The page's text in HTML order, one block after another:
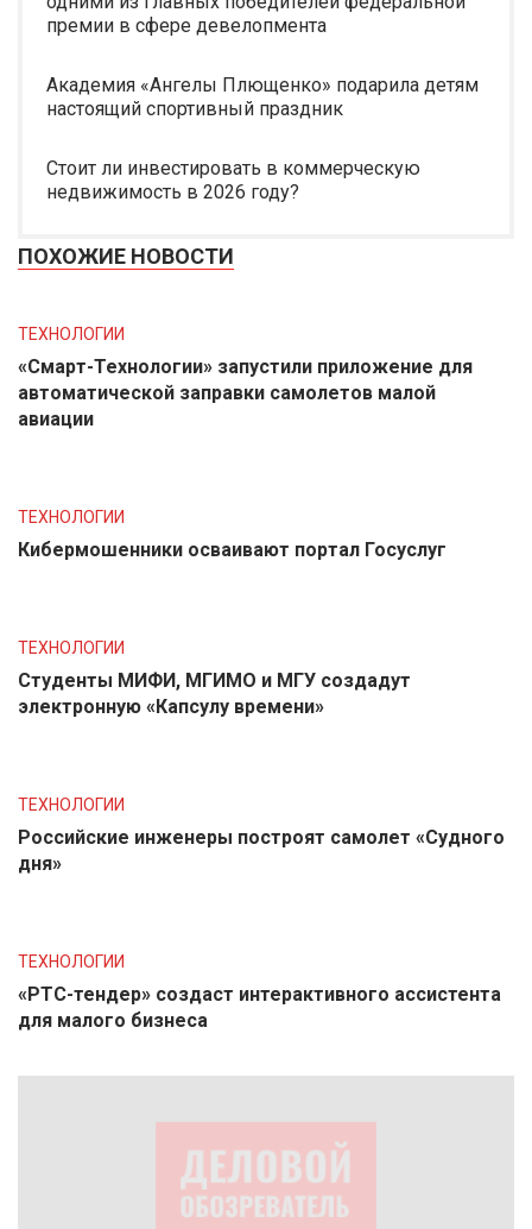
премии в сфере девелопмента
Академия «Ангелы Плющенко» подарила детям
настоящий спортивный праздник
Стоит ли инвестировать в коммерческую
недвижимость в 2026 году?
ПОХОЖИЕ НОВОСТИ
ТЕХНОЛОГИИ
«Смарт-Технологии» запустили приложение для
автоматической заправки самолетов малой
авиации
ТЕХНОЛОГИИ
Кибермошенники осваивают портал Госуслуг
ТЕХНОЛОГИИ
Студенты МИФИ, МГИМО и МГУ создадут
электронную «Капсулу времени»
ТЕХНОЛОГИИ
Российские инженеры построят самолет «Судного
дня»
ТЕХНОЛОГИИ
«РТС-тендер» создаст интерактивного ассистента
для малого бизнеса